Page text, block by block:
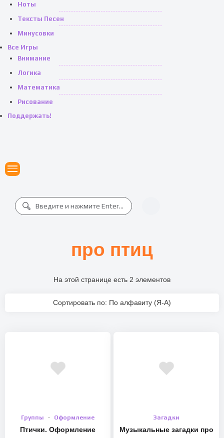
Ноты
Тексты Песен
Минусовки
Все Игры
Внимание
Логика
Математика
Рисование
Поддержать!
про птиц
Сортировать по: По алфавиту (Я-А)
На этой странице есть 2 элементов
Группы Оформление
Птички. Оформление
Загадки
Музыкальные загадки про